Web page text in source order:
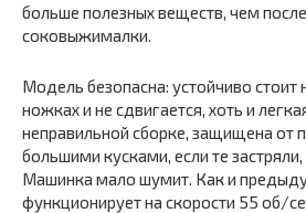
больше полезных веществ, чем
соковыжималки.
Модель безопасна: устойчиво стоит
ножках и не сдвигается, хоть и
неправильной сборке, защищена от
большими кусками, если те
Машинка мало шумит. Как и
функционирует на скорости 55 об/